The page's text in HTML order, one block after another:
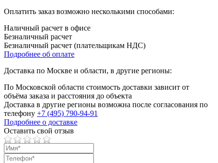
Оплатить заказ возможно несколькими способами:
Наличный расчет в офисе
Безналичный расчет
Безналичный расчет (плательщикам НДС)
Подробнее об оплате
Доставка по Москве и области, в другие регионы:
По Московской области стоимость доставки зависит от
объёма заказа и расстояния до объекта
Доставка в другие регионы возможна после согласования по
телефону +7 (495) 790-94-91
Подробнее о доставке
Оставить свой отзыв